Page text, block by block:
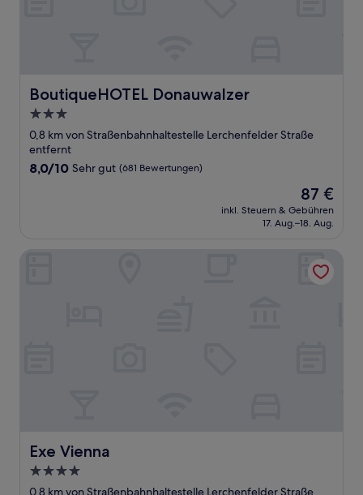
BoutiqueHOTEL Donauwalzer
BoutiqueHOTEL Donauwalzer
3.0-
Sterne-
Unterkunft
0,8 km von Straßenbahnhaltestelle Lerchenfelder Straße
entfernt
8.0
Bewertungen)
8,0/10 Sehr gut (681 Bewertungen)
Der
Preis
beträgt
87 €
inkl. Steuern & Gebühren
17. Aug.–18. Aug.
Exe Vienna
Exe Vienna
4.0-
Sterne-
0,8 km von Straßenbahnhaltestelle Lerchenfelder Straße